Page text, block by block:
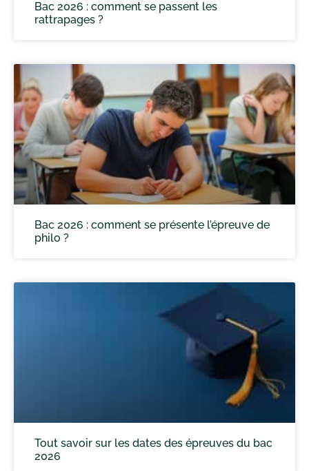
Bac 2026 : comment se passent les
rattrapages ?
Bac 2026 : comment se présente l’épreuve de
philo ?
Tout savoir sur les dates des épreuves du bac
2026